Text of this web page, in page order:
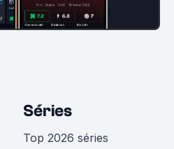
Séries
Top 2026 séries